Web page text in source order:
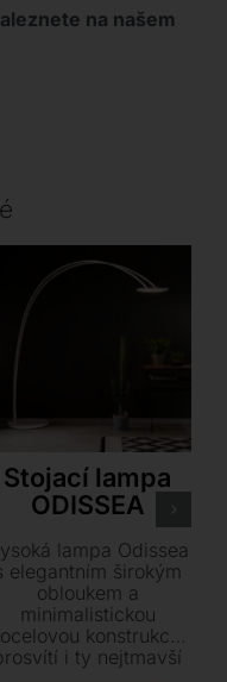
na našem
Tonin Casa
Stojací lampa
ODISSEA
lampa Odissea
elegantním širokým
obloukem a
minimalistickou
ocelovou konstrukcí
i ty nejtmavší